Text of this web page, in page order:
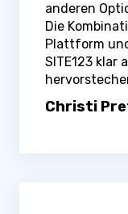
anderen
Die
Plattform
SITE123 klar
Christi